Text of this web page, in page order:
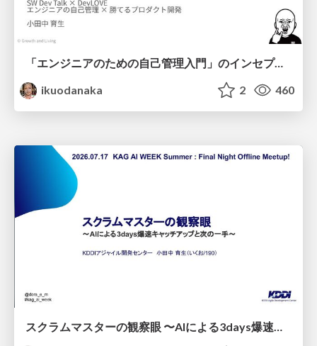
「エンジニアのための自己管理入門」のインセプションデッキ/Inception Deck of Self-Management beginner's guide book
ikuodanaka
2 460
スクラムマスターの観察眼 〜AIによる3days爆速キャッチアップと次の一手〜/The Scrum Master's Insight: Lightning-Fast 3-Day Catch-Up with AI and the Next Move